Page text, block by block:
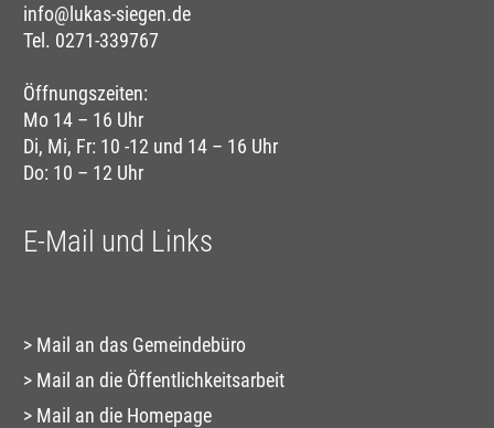
info@lukas-siegen.de
Tel. 0271-339767
Öffnungszeiten:
Mo 14 – 16 Uhr
Di, Mi, Fr: 10 -12 und 14 – 16 Uhr
Do: 10 – 12 Uhr
E-Mail und Links
Mail an das Gemeindebüro
Mail an die Öffentlichkeitsarbeit
Mail an die Homepage